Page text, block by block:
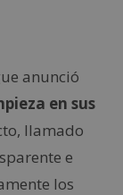
anunció
en sus
llamado
e
los